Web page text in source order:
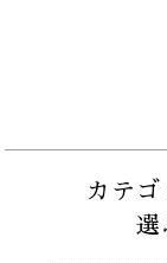
カテゴ
選